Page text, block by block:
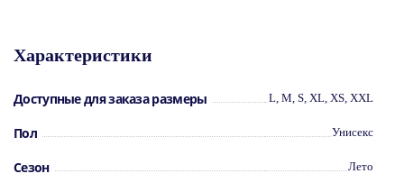
Характеристики
Доступные для заказа размеры L, M, S, XL, XS, XXL
Пол Унисекс
Сезон Лето